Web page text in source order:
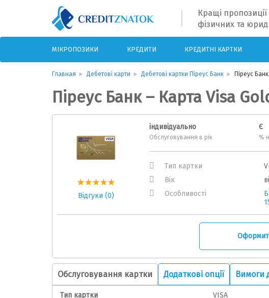
Кращі пропозиції
фізичних та
МІКРОПОЗИКИ КРЕДИТИ КРЕДИТНІ КАРТКИ
Главная Дебетові карти Дебетові картки Піреус Банк Піреус
Піреус Банк – Карта Visa
Відгуки (0)
індивідуально
Обслуговування в рік
Є
%
Тип картки
Вік
Особливості
Обслуговування картки Додаткові опції Вимоги
Тип картки VISA